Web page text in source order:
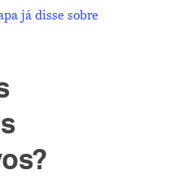
já disse sobre